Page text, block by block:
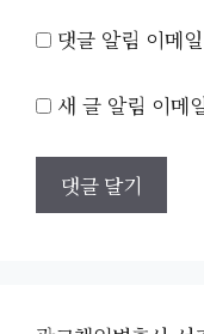
댓글 알림 이메
새 글 알림 이메